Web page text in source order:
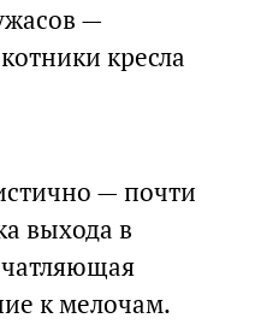
—
кресла
— почти
выхода в
к мелочам.